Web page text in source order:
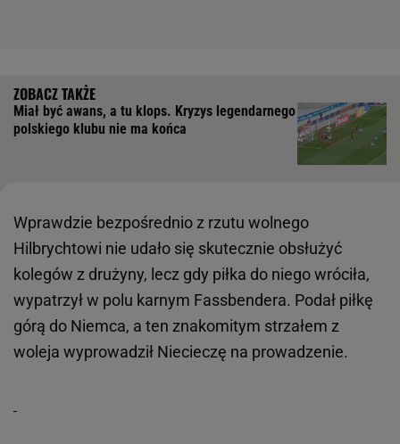
Miał być awans, a tu klops. Kryzys legendarnego
polskiego klubu nie ma końca
Wprawdzie bezpośrednio z rzutu wolnego
Hilbrychtowi nie udało się skutecznie obsłużyć
kolegów z drużyny, lecz gdy piłka do niego wróciła,
wypatrzył w polu karnym Fassbendera. Podał piłkę
górą do Niemca, a ten znakomitym strzałem z
woleja wyprowadził Niecieczę na prowadzenie.